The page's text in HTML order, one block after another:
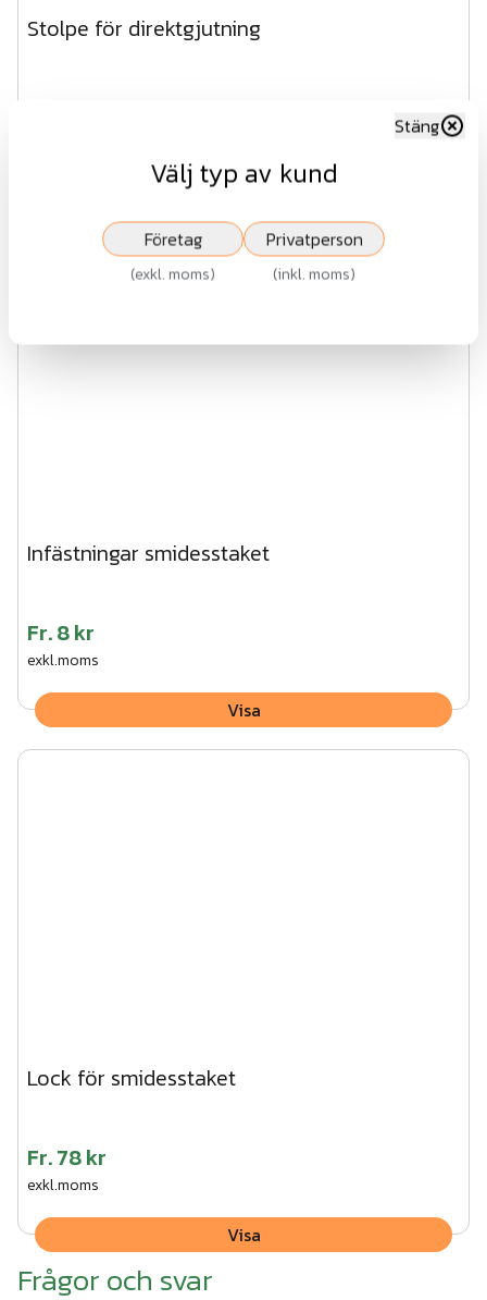
Stolpe för direktgjutning
Visa
Infästningar smidesstaket
Fr.8 kr
exkl.moms
Visa
Lock för smidesstaket
Fr.78 kr
exkl.moms
Visa
Frågor och svar
Välj typ av kund
Stäng
Företag
(exkl. moms)
Privatperson
(inkl. moms)